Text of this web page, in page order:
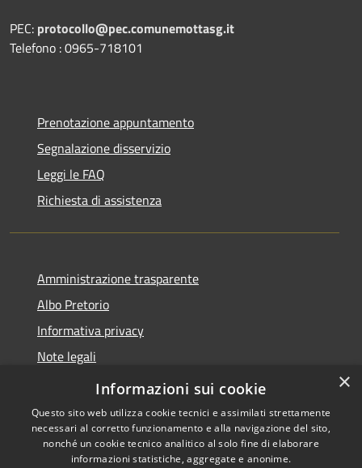
PEC: protocollo@pec.comunemottasg.it
Telefono : 0965-718101
Prenotazione appuntamento
Segnalazione disservizio
Leggi le FAQ
Richiesta di assistenza
Amministrazione trasparente
Albo Pretorio
Informativa privacy
Note legali
Dichiarazione di accessibilità
Copyright © 2026 • Comune di
×
Informazioni sui cookie
Questo sito web utilizza cookie tecnici e assimilati strettamente
necessari al corretto funzionamento e alla navigazione del sito,
nonché un cookie tecnico analitico al solo fine di elaborare
informazioni statistiche, aggregate e anonime.